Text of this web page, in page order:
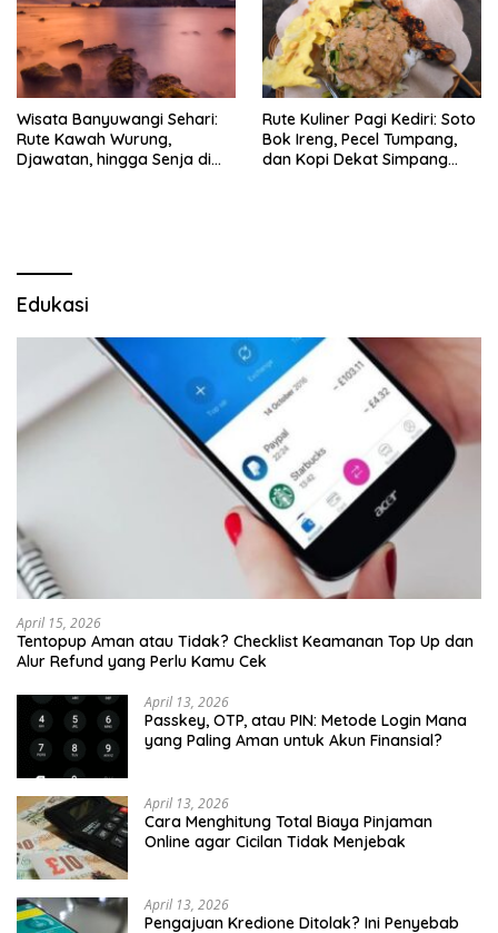
Wisata Banyuwangi Sehari:
Rute Kawah Wurung,
Djawatan, hingga Senja di
Rute Kuliner Pagi Kediri: Soto
Bok Ireng, Pecel Tumpang,
dan Kopi Dekat Simpang
Edukasi
April 15, 2026
Tentopup Aman atau Tidak? Checklist Keamanan Top Up dan
Alur Refund yang Perlu Kamu Cek
April 13, 2026
Passkey, OTP, atau PIN: Metode Login Mana
yang Paling Aman untuk Akun Finansial?
April 13, 2026
Cara Menghitung Total Biaya Pinjaman
Online agar Cicilan Tidak Menjebak
April 13, 2026
Pengajuan Kredione Ditolak? Ini Penyebab